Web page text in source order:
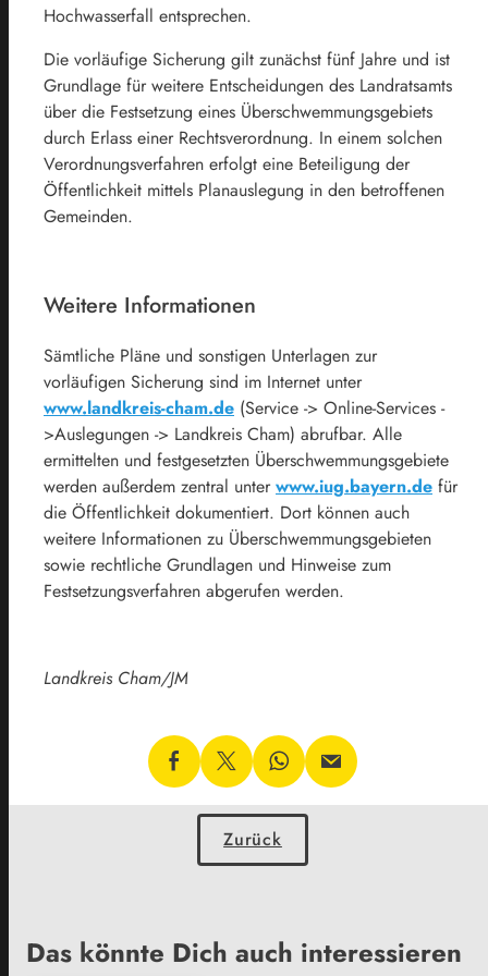
Hochwasserfall entsprechen.
Die vorläufige Sicherung gilt zunächst fünf Jahre und ist
Grundlage für weitere Entscheidungen des Landratsamts
über die Festsetzung eines Überschwemmungsgebiets
durch Erlass einer Rechtsverordnung. In einem solchen
Verordnungsverfahren erfolgt eine Beteiligung der
Öffentlichkeit mittels Planauslegung in den betroffenen
Gemeinden.
Weitere Informationen
Sämtliche Pläne und sonstigen Unterlagen zur
vorläufigen Sicherung sind im Internet unter
www.landkreis-cham.de (Service -> Online-Services -
>Auslegungen -> Landkreis Cham) abrufbar. Alle
ermittelten und festgesetzten Überschwemmungsgebiete
werden außerdem zentral unter www.iug.bayern.de für
die Öffentlichkeit dokumentiert. Dort können auch
weitere Informationen zu Überschwemmungsgebieten
sowie rechtliche Grundlagen und Hinweise zum
Festsetzungsverfahren abgerufen werden.
Landkreis Cham/JM
Zurück
Das könnte Dich auch interessieren